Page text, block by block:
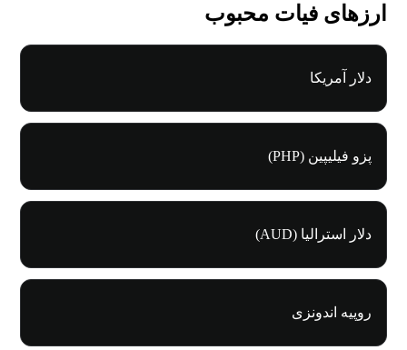
ارزهای فیات محبوب
دلار آمریکا
پزو فیلیپین (PHP)
دلار استرالیا (AUD)
روپیه اندونزی